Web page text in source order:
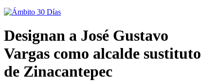
Designan a José Gustavo
Vargas como alcalde sustituto
de Zinacantepec